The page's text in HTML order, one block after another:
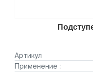
Артикул
Применение :